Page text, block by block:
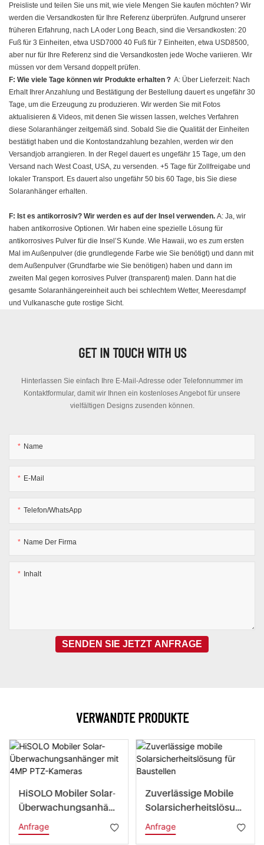
Preisliste und teilen Sie uns mit, wie viele Mengen Sie kaufen möchten? Wir
werden die Versandkosten für Ihre Referenz überprüfen. Aufgrund unserer
früheren Erfahrung, nach LA oder Long Beach, sind die Versandkosten: 20
Fuß für 3 Einheiten, etwa USD7000 40 Fuß für 7 Einheiten, etwa USD8500,
aber nur für Ihre Referenz sind die Versandkosten jede Woche variieren. Wir
müssen vor dem Versand doppelt prüfen.
F: Wie viele Tage können wir Produkte erhalten？ A: Über Lieferzeit: Nach
Erhalt Ihrer Anzahlung und Bestätigung der Bestellung dauert es ungefähr 30
Tage, um die Erzeugung zu produzieren. Wir werden Sie mit Fotos
aktualisieren & Videos, mit denen Sie wissen lassen, welches Verfahren
diese Solaranhänger zeitgemäß sind. Sobald Sie die Qualität der Einheiten
bestätigt haben und die Kontostandzahlung bezahlen, werden wir den
Versandjob arrangieren. In der Regel dauert es ungefähr 15 Tage, um den
Versand nach West Coast, USA, zu versenden. +5 Tage für Zollfreigabe und
lokaler Transport. Es dauert also ungefähr 50 bis 60 Tage, bis Sie diese
Solaranhänger erhalten.
F: Ist es antikorrosiv? Wir werden es auf der Insel verwenden. A: Ja, wir
haben antikorrosive Optionen. Wir haben eine spezielle Lösung für
antikorrosives Pulver für die Insel’S Kunde. Wie Hawaii, wo es zum ersten
Mal im Außenpulver (die grundlegende Farbe wie Sie benötigt) und dann mit
dem Außenpulver (Grundfarbe wie Sie benötigen) haben und dann im
zweiten Mal gegen korrosives Pulver (transparent) malen. Dann hat die
gesamte Solaranhängereinheit auch bei schlechtem Wetter, Meeresdampf
und Vulkanasche gute rostige Sicht.
GET IN TOUCH WITH US
Hinterlassen Sie einfach Ihre E-Mail-Adresse oder Telefonnummer im
Kontaktformular, damit wir Ihnen ein kostenloses Angebot für unsere
vielfältigen Designs zusenden können.
Name
E-Mail
Telefon/WhatsApp
Name Der Firma
Inhalt
SENDEN SIE JETZT ANFRAGE
VERWANDTE PRODUKTE
HiSOLO Mobiler Solar-
Überwachungsanhän
Ger Mit 4MP PTZ-
Kameras
Anfrage
Zuverlässige Mobile
Solarsicherheitslösun
G Für Baustellen
Anfrage